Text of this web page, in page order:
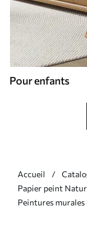
Pour enfants
Accueil
Papier peint
Peintures murales